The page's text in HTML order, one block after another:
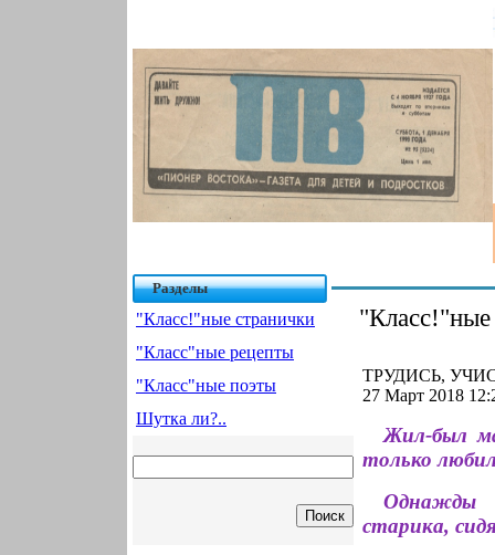
Разделы
"Класс!"ные странички
"Класс"ные рецепты
"Класс"ные поэты
Шутка ли?..
"Класс!"ные
ТРУДИСЬ,
27 Март 2018
Жил-был
только
Однажды
старика,